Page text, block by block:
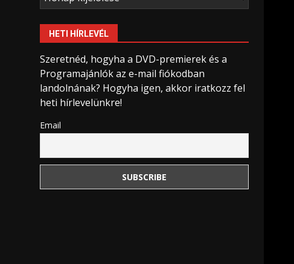
HETI HÍRLEVÉL
Szeretnéd, hogyha a DVD-premierek és a
Programajánlók az e-mail fiókodban
landolnának? Hogyha igen, akkor iratkozz fel
heti hírlevelünkre!
Email